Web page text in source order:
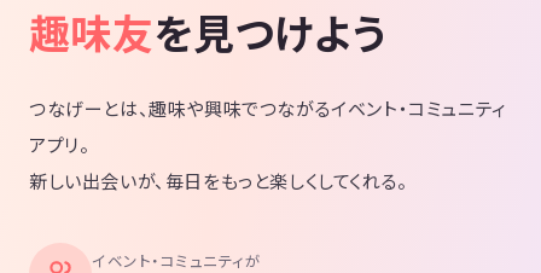
趣味友を見つけよう
つなげーとは、趣味や興味でつながるイベント・コミュニティ
アプリ。
新しい出会いが、毎日をもっと楽しくしてくれる。
イベント・コミュニティが